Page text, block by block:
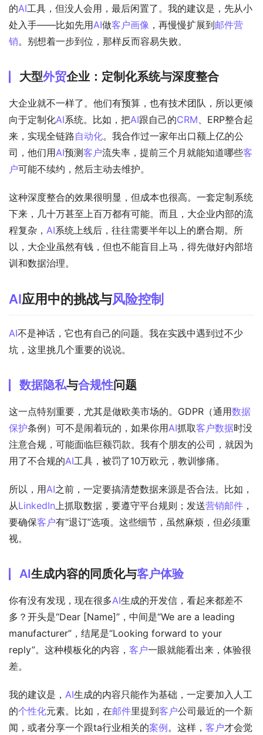
的AI工具，但没人会用，最后闲置了。我的建议是，先从小
处入手——比如先用AI做客户画像 ，再慢慢扩展到邮件营
销。别想着一步到位，那样反而容易失败。
大型外贸企业：定制化系统与深度整合
大企业就不一样了。他们有预算，也有技术团队，所以更倾
向于定制化AI系统。比如，把AI跟自己的CRM、ERP整合起
来，实现全链路自动化。我合作过一家年出口额上亿的公
司，他们用AI预测客户流失率，提前三个月就能知道哪些客
户可能不续约，然后主动去维护。
这种深度整合的效果很明显，但成本也很高。一套定制系统
下来，几十万甚至上百万都有可能。而且，大企业内部的流
程复杂， AI系统上线后，往往需要半年以上的磨合期。所
以，大企业虽然有钱，但也不能盲目上马，得先做好内部培
训和数据治理。
AI应用中的挑战与风险控制
AI不是神话，它也有自己的问题。我在实践中遇到过不少
坑，这里挑几个重要的说说。
数据隐私与合规性问题
这一点特别重要，尤其是做欧美市场的。GDPR（通用数据
保护条例）可不是闹着玩的，如果你用AI抓取客户数据时没
注意合规，可能面临巨额罚款。我有个朋友的公司，就因为
用了不合规的AI工具，被罚了10万欧元，教训惨痛。
所以，用AI之前，一定要搞清楚数据来源是否合法。比如，
从LinkedIn上抓取数据，要遵守平台规则；发送营销邮件 ，
要确保客户有“退订”选项。这些细节，虽然麻烦，但必须重
视。
AI生成内容的同质化与客户体验
你有没有发现，现在很多AI生成的开发信，看起来都差不
多？开头是“Dear [Name]”，中间是“We are a leading
manufacturer”，结尾是“Looking forward to your
reply”。这种模板化的内容， 客户一眼就能看出来，体验很
差。
我的建议是， AI生成的内容只能作为基础，一定要加入人工
的个性化元素。比如，在邮件里提到客户公司最近的一个新
闻，或者分享一个跟ta行业相关的案例。这样， 客户才会觉